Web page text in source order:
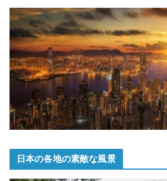
日本の各地の素敵な風景